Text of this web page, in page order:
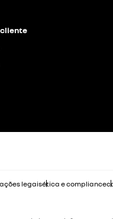
legaisética e compliance